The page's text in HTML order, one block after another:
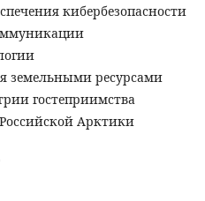
кибербезопасности
земельными ресурсами
гостеприимства
Арктики